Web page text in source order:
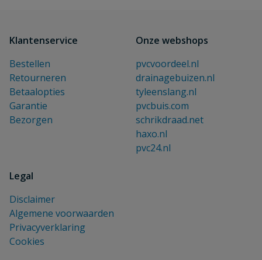
Klantenservice
Bestellen
Retourneren
Betaalopties
Garantie
Bezorgen
Onze webshops
pvcvoordeel.nl
drainagebuizen.nl
tyleenslang.nl
pvcbuis.com
schrikdraad.net
haxo.nl
pvc24.nl
Legal
Disclaimer
Algemene voorwaarden
Privacyverklaring
Cookies